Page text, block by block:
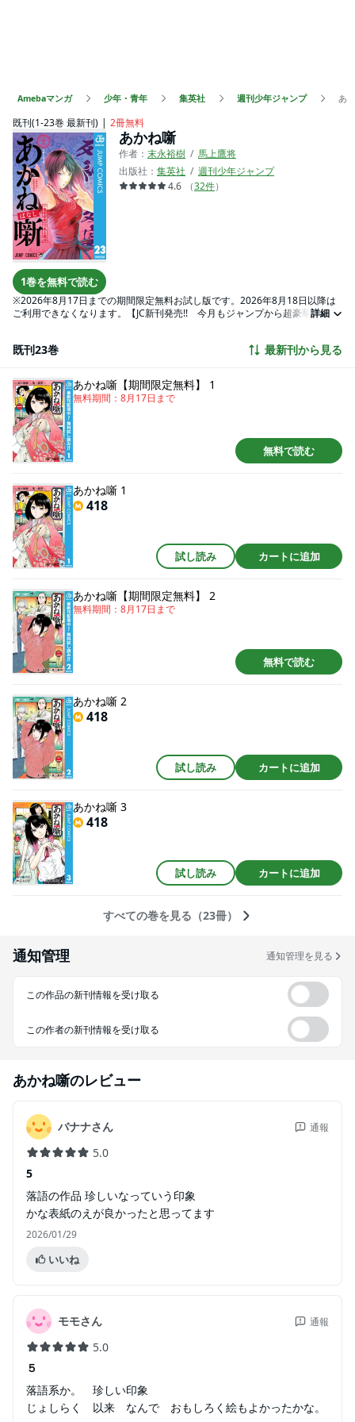
Amebaマンガ 少年・青年 集英社 週刊少年ジャンプ あ
既刊(1-23巻 最新刊) 2冊無料
1巻を無料で読む
あかね噺
作者： 末永裕樹
馬上鷹将
出版社： 集英社
週刊少年ジャンプ
4.6
（32件）
※2026年8月17日までの期間限定無料お試し版です。2026年8月18日以降は
ご利用できなくなります。【JC新刊発売!! 今月もジャンプから超豪華新刊コ
歩み始める。17歳になった朱音が目指すのは落語界の最高位「真打」になる
生落語ヒロイン、ここに誕生!!
詳細
既刊23巻 最新刊から見る
あかね噺【期間限定無料】 1
無料期間： 8月17日 まで
無料で読む
あかね噺 1
418
試し読み カートに追加
あかね噺【期間限定無料】 2
無料期間： 8月17日 まで
無料で読む
あかね噺 2
418
試し読み カートに追加
あかね噺 3
418
試し読み カートに追加
すべての巻を見る（23冊）
通知管理 通知管理を見る
この作品の新刊情報を受け取る
この作者の新刊情報を受け取る
あかね噺のレビュー
バナナさん 通報
5.0
5
落語の作品 珍しいなっていう印象
かな表紙のえが良かったと思ってます
2026/01/29
いいね
モモさん 通報
5.0
５
落語系か。 珍しい印象
じょしらく 以来 なんで おもしろく絵もよかったかな。